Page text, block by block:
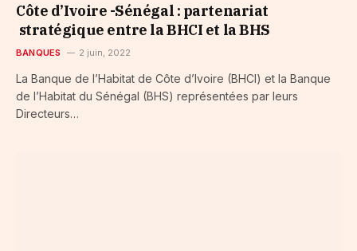
Côte d’Ivoire -Sénégal : partenariat
stratégique entre la BHCI et la BHS
BANQUES 2 juin, 2022
La Banque de l’Habitat de Côte d’Ivoire (BHCI) et la Banque
de l’Habitat du Sénégal (BHS) représentées par leurs
Directeurs…